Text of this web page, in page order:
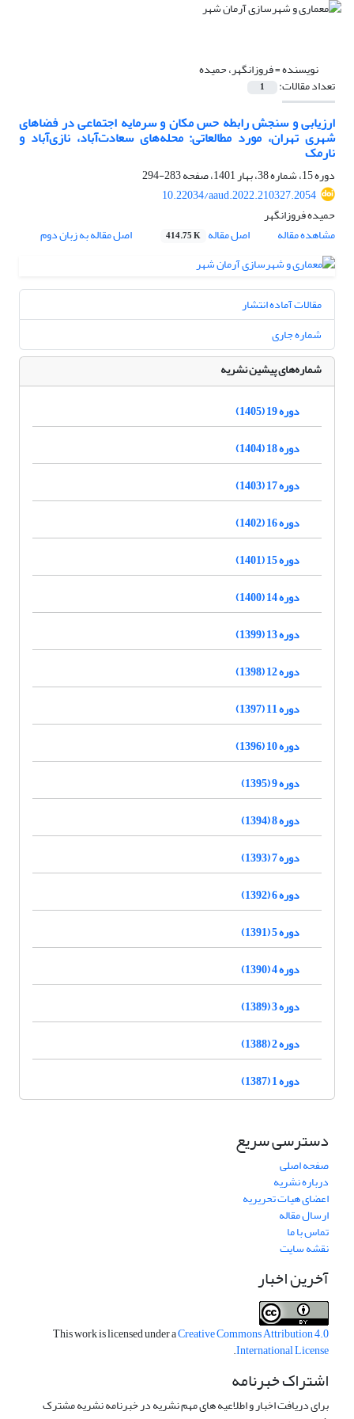
نویسنده =فروزانگهر، حمیده
تعداد مقالات: 1
ارزیابی و سنجش رابطه حس مکان و سرمایه اجتماعی در فضاهای
شهری تهران‌‌، مورد مطالعاتی: محله‌‌های سعادت‌‌آباد، نازی‌‌آباد و
نارمک
دوره 15، شماره 38، بهار 1401، صفحه
283-294
10.22034/aaud.2022.210327.2054
حمیده فروزانگهر
مشاهده مقاله
اصل مقاله 414.75 K اصل مقاله به زبان دوم
مقالات آماده انتشار
شماره جاری
شماره‌های پیشین نشریه
دوره 19 (1405)
دوره 18 (1404)
دوره 17 (1403)
دوره 16 (1402)
دوره 15 (1401)
دوره 14 (1400)
دوره 13 (1399)
دوره 12 (1398)
دوره 11 (1397)
دوره 10 (1396)
دوره 9 (1395)
دوره 8 (1394)
دوره 7 (1393)
دوره 6 (1392)
دوره 5 (1391)
دوره 4 (1390)
دوره 3 (1389)
دوره 2 (1388)
دوره 1 (1387)
دسترسی سریع
صفحه اصلی
درباره نشریه
اعضای هیات تحریریه
ارسال مقاله
تماس با ما
نقشه سایت
آخرین اخبار
This work is licensed under aCreative Commons Attribution 4.0
International License
.
اشتراک خبرنامه
برای دریافت اخبار و اطلاعیه های مهم نشریه در خبرنامه نشریه مشترک